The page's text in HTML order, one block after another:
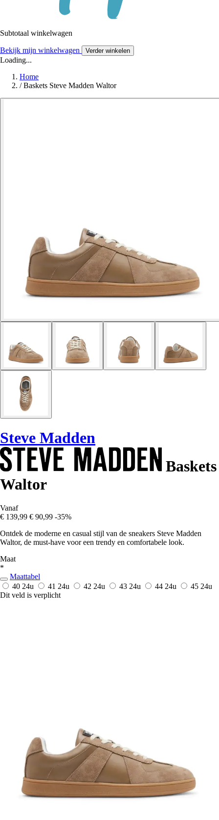
Subtotaal winkelwagen
Bekijk mijn winkelwagen Verder winkelen
Loading...
Home
/ Baskets Steve Madden Waltor
Steve Madden
Baskets
Waltor
Vanaf
€ 139,99 € 90,99 -35%
Ontdek de moderne en casual stijl van de sneakers Steve Madden
Waltor, de must-have voor een trendy en comfortabele look.
Maat
*
Maattabel
40 24u 41 24u 42 24u 43 24u 44 24u 45 24u
Dit veld is verplicht